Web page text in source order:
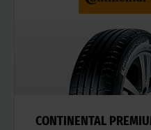
CONTINENTAL